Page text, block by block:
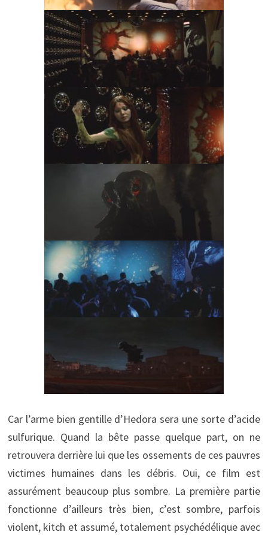
Car l’arme bien gentille d’Hedora sera une sorte d’acide
sulfurique. Quand la bête passe quelque part, on ne
retrouvera derrière lui que les ossements de ces pauvres
victimes humaines dans les débris. Oui, ce film est
assurément beaucoup plus sombre. La première partie
fonctionne d’ailleurs très bien, c’est sombre, parfois
violent, kitch et assumé, totalement psychédélique avec